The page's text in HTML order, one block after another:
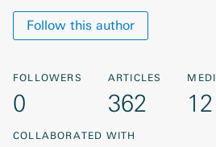
Follow this author
FOLLOWERS
0
ARTICLES
362 12
COLLABORATED WITH